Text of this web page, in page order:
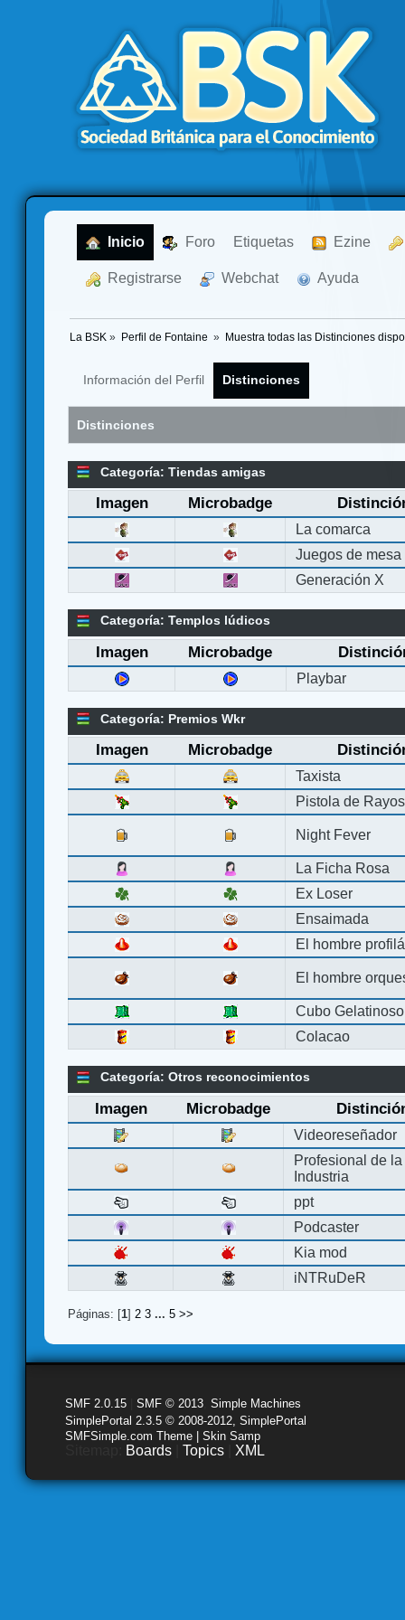
Inicio Foro Etiquetas Ezine
Registrarse Webchat Ayuda
La BSK » Perfil de Fontaine » Muestra todas las Distinciones
Información del Perfil Distinciones
Distinciones
Categoría: Tiendas amigas
Imagen Microbadge
La comarca
Juegos de mesa
Generación X
Categoría: Templos lúdicos
Imagen Microbadge
Playbar
Categoría: Premios Wkr
Imagen Microbadge
Taxista
Pistola de Rayos
Night Fever
La Ficha Rosa
Ex Loser
Ensaimada
El hombre
El hombre
Cubo Gelatinoso
Colacao
Categoría: Otros reconocimientos
Imagen Microbadge
Videoreseñador
Profesional de la
Industria
ppt
Podcaster
Kia mod
iNTRuDeR
Páginas: [1] 2 3 ... 5 >>
SMF 2.0.15 SMF © 2013 Simple Machines
SimplePortal 2.3.5 © 2008-2012, SimplePortal
SMFSimple.com Theme | Skin Samp
Boards Topics XML